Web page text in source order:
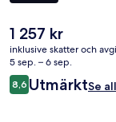
Det
nuvarande
priset
är
1 257 kr
1 257 kr
inklusive skatter och
5 sep. – 6 sep.
Recensioner
8,68,6 av 10,
UtmärktSe